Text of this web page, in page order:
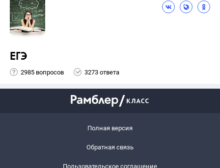
ЕГЭ
2985 вопросов 3273 ответа
Полная версия
Обратная связь
Пользовательское соглашение